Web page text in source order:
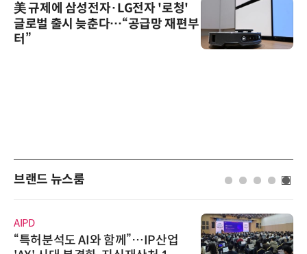
美 규제에 삼성전자·LG전자 '로청'
글로벌 출시 늦춘다…“공급망 재편부
터”
브랜드 뉴스룸
AIPD
“특허분석도 AI와 함께”…IP산업